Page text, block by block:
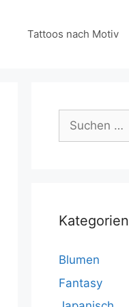
Tattoos nach Motiv
Suchen
nach:
Kategorien
Blumen
Fantasy